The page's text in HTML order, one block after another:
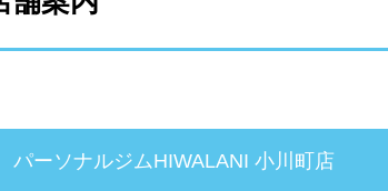
パーソナルジムHIWALANI 小川町店